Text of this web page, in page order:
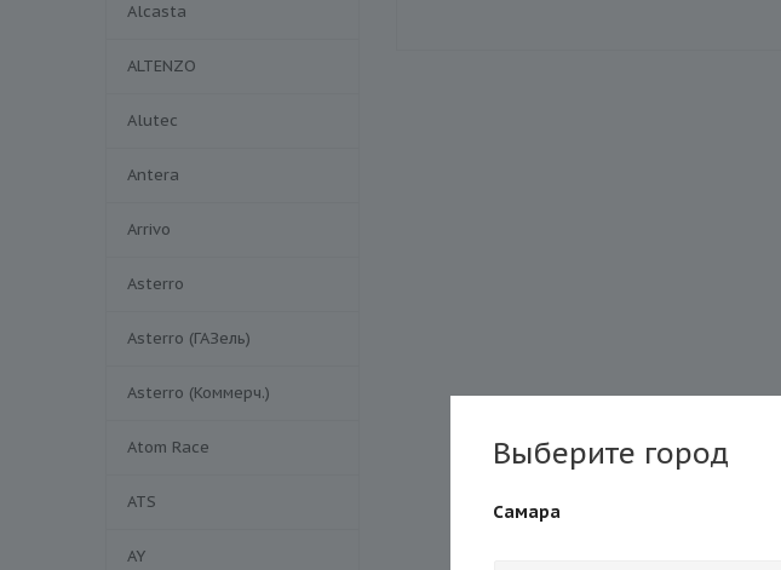
Alcasta
ALTENZO
Alutec
Antera
Arrivo
Asterro
Asterro (ГАЗель)
Asterro (Коммерч.)
Atom Race
ATS
AY
Выберите город
Самара